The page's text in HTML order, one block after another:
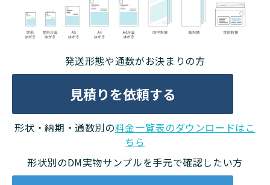
発送形態や通数がお決まりの方
見積りを依頼する
形状・納期・通数別の料金一覧表のダウンロードはこ
ちら
形状別のDM実物サンプルを手元で確認したい方